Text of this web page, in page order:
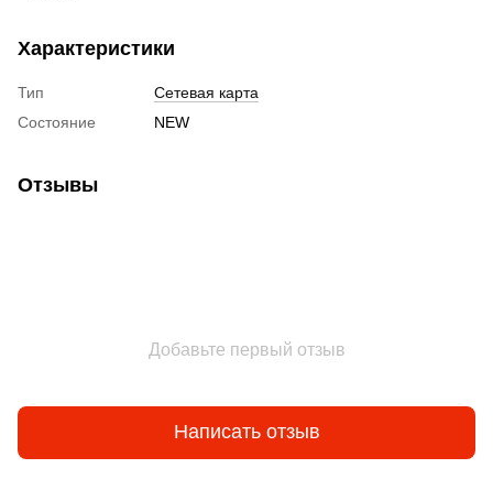
Характеристики
Тип
Сетевая карта
Состояние
NEW
Отзывы
Добавьте первый отзыв
Написать отзыв